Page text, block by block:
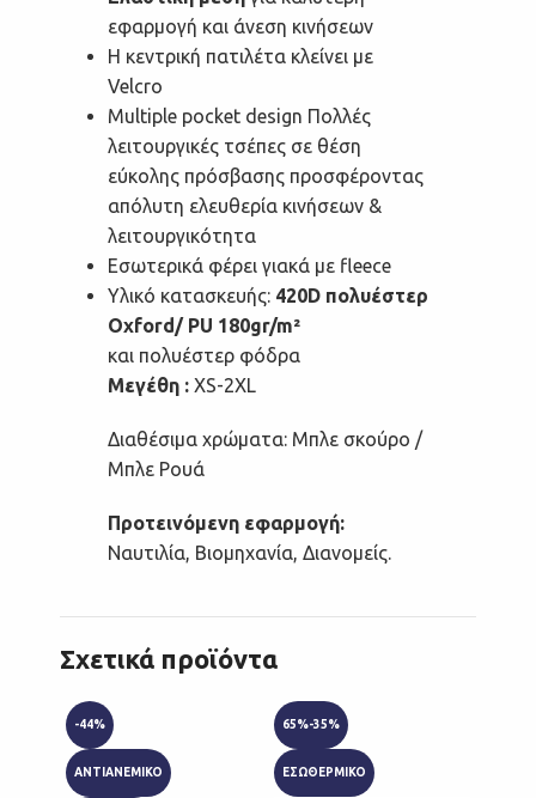
εφαρμογή και άνεση κινήσεων
Η κεντρική πατιλέτα κλείνει με
Velcro
Multiple pocket design Πολλές
λειτουργικές τσέπες σε θέση
εύκολης πρόσβασης προσφέροντας
απόλυτη ελευθερία κινήσεων &
λειτουργικότητα
Εσωτερικά φέρει γιακά με fleece
Υλικό κατασκευής: 420D πολυέστερ
Oxford/ PU 180gr/m²
και πολυέστερ φόδρα
Μεγέθη : XS-2XL
Διαθέσιμα χρώματα: Μπλε σκούρο /
Μπλε Ρουά
Προτεινόμενη εφαρμογή:
Ναυτιλία, Βιομηχανία, Διανομείς.
Σχετικά προϊόντα
-44%
ANTIANEMIKO
65%-35%
ΕΣΩΘΕΡΜΙΚΟ